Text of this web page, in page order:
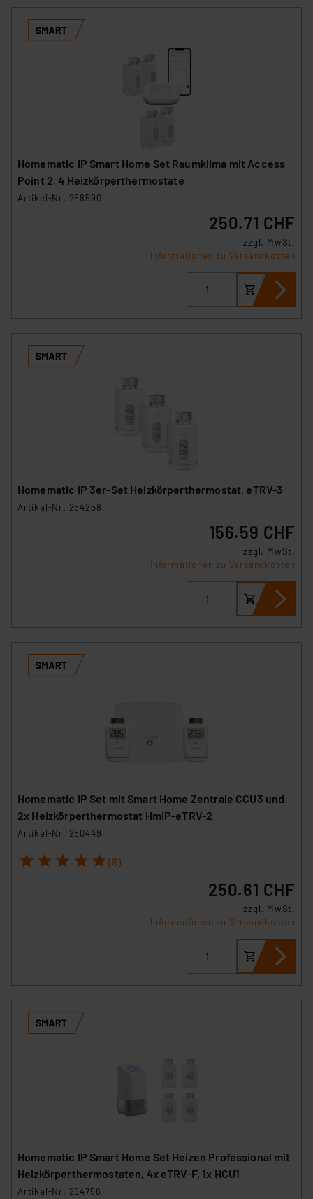
Homematic IP Smart Home Set Raumklima mit Access
Point 2, 4 Heizkörperthermostate
Artikel-Nr. 258590
250.71 CHF
zzgl. MwSt.
Informationen zu Versandkosten
Homematic IP 3er-Set Heizkörperthermostat, eTRV-3
Artikel-Nr. 254258
156.59 CHF
zzgl. MwSt.
Informationen zu Versandkosten
Homematic IP Set mit Smart Home Zentrale CCU3 und
2x Heizkörperthermostat HmIP-eTRV-2
Artikel-Nr. 250449
1 2 3 4 5 (8)
250.61 CHF
zzgl. MwSt.
Informationen zu Versandkosten
Homematic IP Smart Home Set Heizen Professional mit
Heizkörperthermostaten, 4x eTRV-F, 1x HCU1
Artikel-Nr. 254758